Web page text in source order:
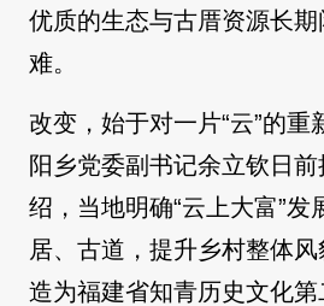
优质的生态与古厝资源长
难。
改变，始于对一片“云”的重
阳乡党委副书记余立钦日
绍，当地明确“云上大富”发
居、古道，提升乡村整体
造为福建省知青历史文化第